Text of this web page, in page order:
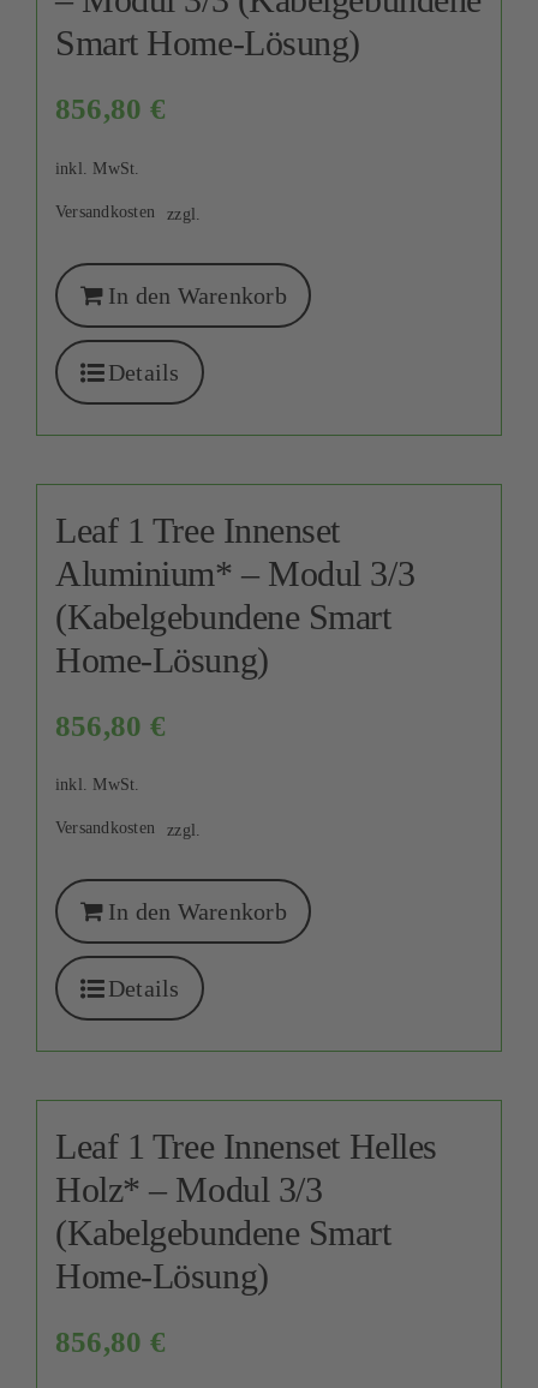
Smart Home-Lösung)
856,80 €
inkl. MwSt.
zzgl.
Versandkosten
In den Warenkorb
Details
Leaf 1 Tree Innenset
Aluminium* – Modul 3/3
(Kabelgebundene Smart
Home-Lösung)
856,80 €
inkl. MwSt.
zzgl.
Versandkosten
In den Warenkorb
Details
Leaf 1 Tree Innenset Helles
Holz* – Modul 3/3
(Kabelgebundene Smart
Home-Lösung)
856,80 €